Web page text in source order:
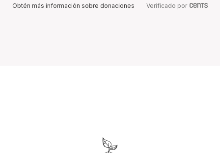
Obtén más información sobre donaciones Verificado por